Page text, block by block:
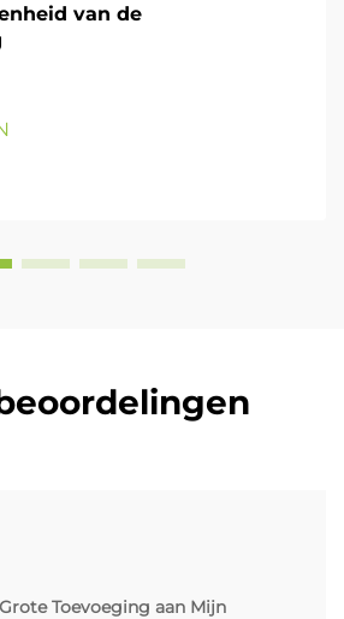
van de
Toevoeging aan Mijn